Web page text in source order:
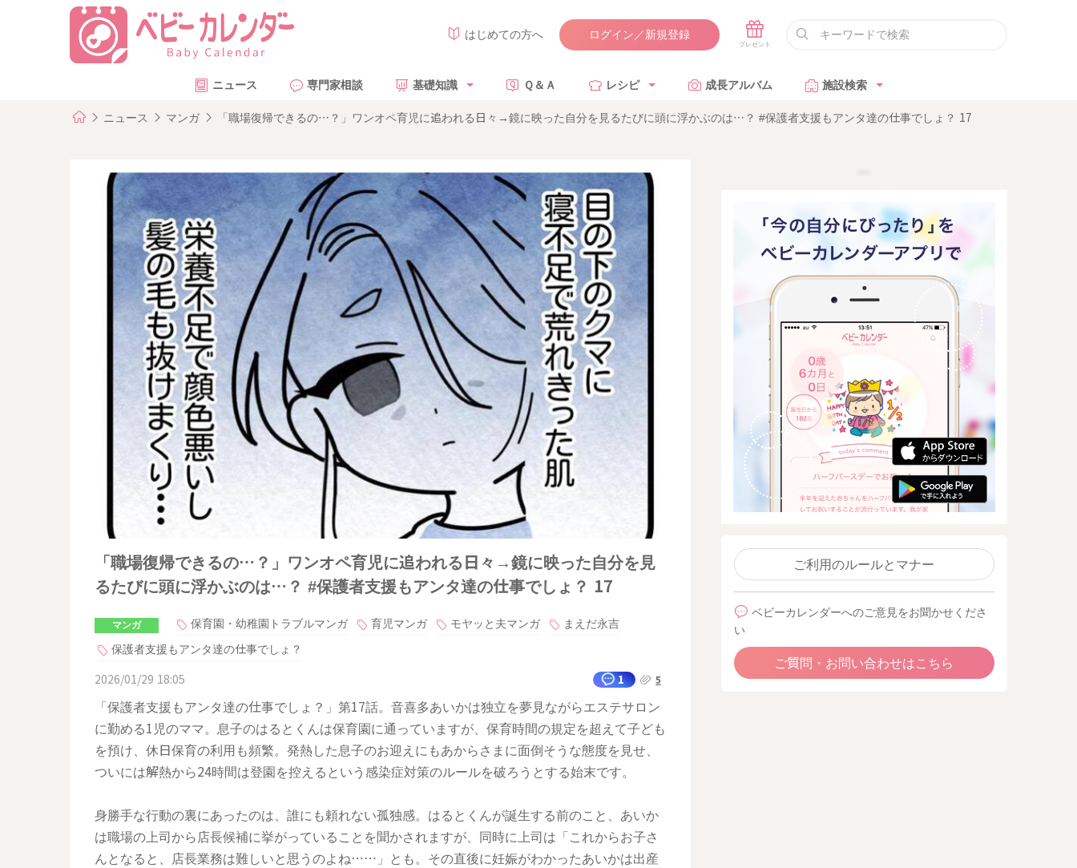
はじめての方へ ログイン／新規登録
ニュース 専門家相談 基礎知識 Ｑ＆Ａ レシピ 成長アルバム 施設検索
ニュース マンガ 「職場復帰できるの…？」ワンオペ育児に追われる日々→鏡に映った自分を見るたびに頭に浮かぶのは…？ #保護者支援もアンタ達の仕事でしょ？ 17
「職場復帰できるの…？」ワンオペ育児に追われる日々→鏡に映った自分を見
るたびに頭に浮かぶのは…？ #保護者支援もアンタ達の仕事でしょ？ 17
マンガ 保育園・幼稚園トラブルマンガ 育児マンガ モヤッと夫マンガ
まえだ永吉
保護者支援もアンタ達の仕事でしょ？
2026/01/29 18:05 1 5
「保護者支援もアンタ達の仕事でしょ？」第17話。音喜多あいかは独立を夢見ながらエステサロン
に勤める1児のママ。息子のはるとくんは保育園に通っていますが、保育時間の規定を超えて子ども
を預け、休日保育の利用も頻繁。発熱した息子のお迎えにもあからさまに面倒そうな態度を見せ、
ついには解熱から24時間は登園を控えるという感染症対策のルールを破ろうとする始末です。
身勝手な行動の裏にあったのは、誰にも頼れない孤独感。はるとくんが誕生する前のこと、あいか
は職場の上司から店長候補に挙がっていることを聞かされますが、同時に上司は「これからお子さ
んとなると、店長業務は難しいと思うのよね……」とも。その直後に妊娠がわかったあいかは出産
ご利用のルールとマナー
ベビーカレンダーへのご意見をお聞かせくださ
い
ご質問・お問い合わせはこちら